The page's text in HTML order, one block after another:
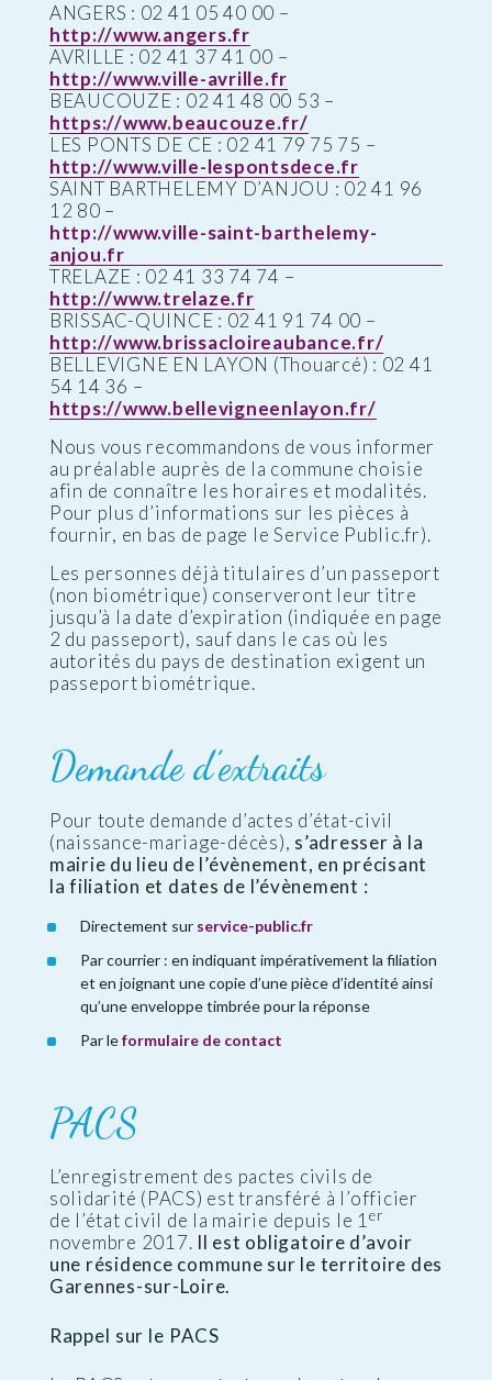
ANGERS : 02 41 05 40 00 –
http://www.angers.fr
AVRILLE : 02 41 37 41 00 –
http://www.ville-avrille.fr
BEAUCOUZE : 02 41 48 00 53 –
https://www.beaucouze.fr/
LES PONTS DE CE : 02 41 79 75 75 –
http://www.ville-lespontsdece.fr
SAINT BARTHELEMY D’ANJOU : 02 41 96
12 80 –
http://www.ville-saint-barthelemy-
anjou.fr
TRELAZE : 02 41 33 74 74 –
http://www.trelaze.fr
BRISSAC-QUINCE : 02 41 91 74 00 –
http://www.brissacloireaubance.fr/
BELLEVIGNE EN LAYON (Thouarcé) : 02 41
54 14 36 –
https://www.bellevigneenlayon.fr/
Nous vous recommandons de vous informer
au préalable auprès de la commune choisie
afin de connaître les horaires et modalités.
Pour plus d’informations sur les pièces à
fournir, en bas de page le Service Public.fr).
Les personnes déjà titulaires d’un passeport
(non biométrique) conserveront leur titre
jusqu’à la date d’expiration (indiquée en page
2 du passeport), sauf dans le cas où les
autorités du pays de destination exigent un
passeport biométrique.
Demande d’extraits
Pour toute demande d’actes d’état-civil
(naissance-mariage-décès), s’adresser à la
mairie du lieu de l’évènement, en précisant
la filiation et dates de l’évènement :
Directement sur service-public.fr
Par courrier : en indiquant impérativement la filiation
et en joignant une copie d’une pièce d’identité ainsi
qu’une enveloppe timbrée pour la réponse
Par leformulaire de contact
PACS
L’enregistrement des pactes civils de
solidarité (PACS) est transféré à l’officier
de l’état civil de la mairie depuis le 1er
novembre 2017. Il est obligatoire d’avoir
une résidence commune sur le territoire des
Garennes-sur-Loire.
Rappel sur le PACS